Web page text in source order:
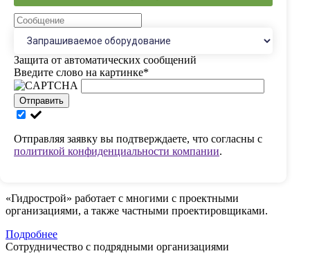
8 (831) 419 19 77
8 (800) 700 78 65
Отправить запрос
Инженерно-производственный
консалтинг
Практика «Бережливого производства»
«Гидрострой» работает с многими с проектными
организациями, а также частными проектировщиками.
Подробнее
Сотрудничество с подрядными организациями
Защита от автоматических сообщений
Введите слово на картинке*
Отправить
Отправляя заявку вы подтверждаете, что согласны с
политикой конфиденциальности компании.